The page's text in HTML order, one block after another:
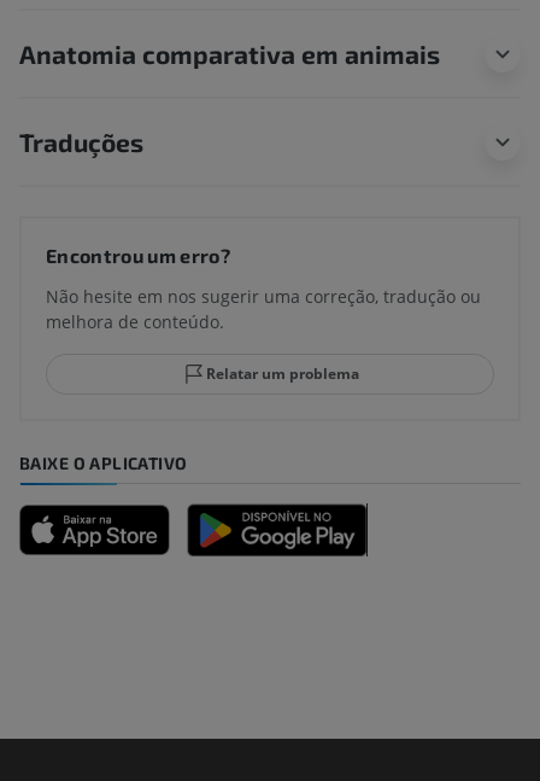
Anatomia comparativa em animais
Traduções
Encontrou um erro?
Não hesite em nos sugerir uma correção, tradução ou
melhora de conteúdo.
Relatar um problema
BAIXE O APLICATIVO